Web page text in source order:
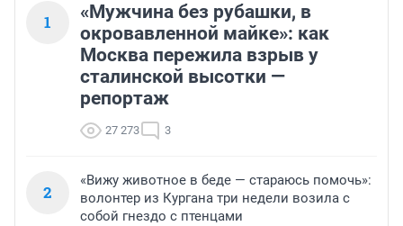
1
«Мужчина без рубашки, в
окровавленной майке»: как
Москва пережила взрыв у
сталинской высотки —
репортаж
27 273 3
2
«Вижу животное в беде — стараюсь помочь»:
волонтер из Кургана три недели возила с
собой гнездо с птенцами